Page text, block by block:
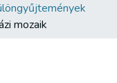
mozaik